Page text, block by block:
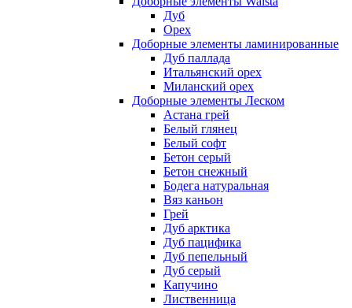
Дуб
Орех
Доборные элементы ламинированные
Дуб паллада
Итальянский орех
Миланский орех
Доборные элементы Леском
Астана грей
Белый глянец
Белый софт
Бетон серый
Бетон снежный
Бодега натуральная
Вяз каньон
Грей
Дуб арктика
Дуб пацифика
Дуб пепельный
Дуб серый
Капучино
Лиственница